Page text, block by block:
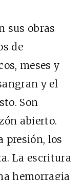
sus obras
de
meses y
y el
Son
abierto.
presión, los
La escritura
hemorragia